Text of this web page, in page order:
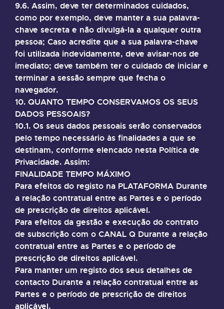
9.6. Assim, deve ter determinados cuidados,
como por exemplo, deve manter a sua palavra-
chave secreta e não divulgá-la a qualquer outra
pessoa; Caso acredite que a sua palavra-chave
foi utilizada indevidamente, deve avisar-nos de
imediato; deve também ter o cuidado de iniciar e
terminar a sessão sempre que fecha o
navegador.
10. QUANTO TEMPO CONSERVAMOS OS SEUS
DADOS PESSOAIS?
10.1. Os seus dados pessoais serão conservados
pelo tempo necessário às finalidades a que se
destinam, conforme elencado nesta Política de
Privacidade. Assim:
FINALIDADE TEMPO MÁXIMO
Para efeitos do registo na PLATAFORMA Durante
a relação contratual entre as Partes e o período
de prescrição de direitos aplicável.
Para efeitos da gestão e execução do contrato
de subscrição com o CANAL Q Durante a relação
contratual entre as Partes e o período de
prescrição de direitos aplicável.
Para manter um registo dos seus detalhes de
contacto Durante a relação contratual entre as
Partes e o período de prescrição de direitos
aplicável.